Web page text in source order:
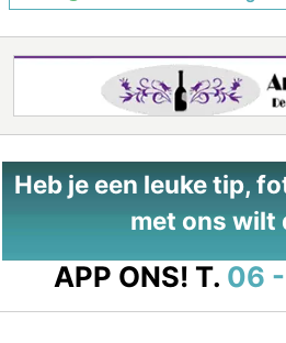
Heb je een leuke tip,
met ons wilt
APP ONS! T. 06 -